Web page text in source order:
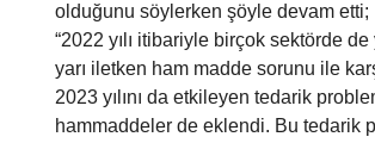
olduğunu söylerken şöyle devam etti;
“2022 yılı itibariyle birçok sektörde
yarı iletken ham madde sorunu ile
2023 yılını da etkileyen tedarik
hammaddeler de eklendi. Bu tedarik